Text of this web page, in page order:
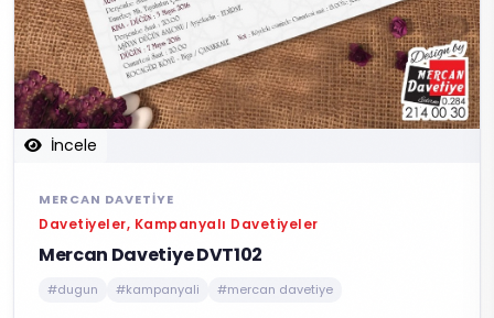
İncele
MERCAN DAVETIYE
Davetiyeler, Kampanyalı Davetiyeler
Mercan Davetiye DVT102
#dugun #kampanyali #mercan davetiye